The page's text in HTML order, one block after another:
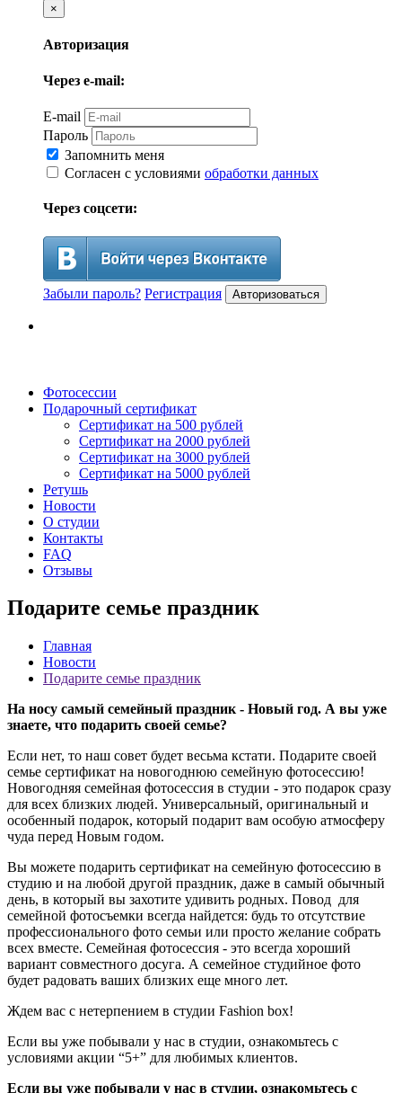
×
Авторизация
Через e-mail:
E-mail
Пароль
Запомнить меня
Согласен с условиями обработки данных
Через соцсети:
Забыли пароль? Регистрация Авторизоваться
Фотосессии
Подарочный сертификат
Сертификат на 500 рублей
Сертификат на 2000 рублей
Сертификат на 3000 рублей
Сертификат на 5000 рублей
Ретушь
Новости
О студии
Контакты
FAQ
Отзывы
Подарите семье праздник
Главная
Новости
Подарите семье праздник
На носу самый семейный праздник - Новый год. А вы уже
знаете, что подарить своей семье?
Если нет, то наш совет будет весьма кстати. Подарите своей
семье сертификат на новогоднюю семейную фотосессию!
Новогодняя семейная фотосессия в студии - это подарок сразу
для всех близких людей. Универсальный, оригинальный и
особенный подарок, который подарит вам особую атмосферу
чуда перед Новым годом.
Вы можете подарить сертификат на семейную фотосессию в
студию и на любой другой праздник, даже в самый обычный
день, в который вы захотите удивить родных. Повод для
семейной фотосъемки всегда найдется: будь то отсутствие
профессионального фото семьи или просто желание собрать
всех вместе. Семейная фотосессия - это всегда хороший
вариант совместного досуга. А семейное студийное фото
будет радовать ваших близких еще много лет.
Ждем вас с нетерпением в студии Fashion box!
Если вы уже побывали у нас в студии, ознакомьтесь с
условиями акции “5+” для любимых клиентов.
Если вы уже побывали у нас в студии, ознакомьтесь с